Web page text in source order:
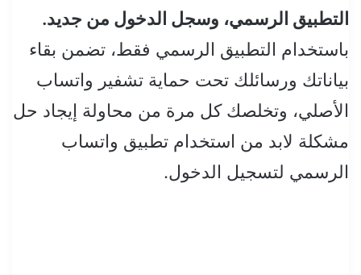
التطبيق الرسمي، وسجل الدخول من جديد.
باستخدام التطبيق الرسمي فقط، تضمن بقاء
بياناتك ورسائلك تحت حماية تشفير واتساب
الأصلي، وتخلصك كل مرة من محاولة إيجاد حل
مشكلة لابد من استخدام تطبيق واتساب
الرسمي لتسجيل الدخول.